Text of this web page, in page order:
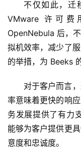
量
化
绘
梦
不仅如此，迁
VMware 许可
OpenNebula 后，
拟机效率，减少了
的举措，为 Beeks
对于客户而言
率意味着更快的响
务发展提供了有力
能够为客户提供更
意度和忠诚度。